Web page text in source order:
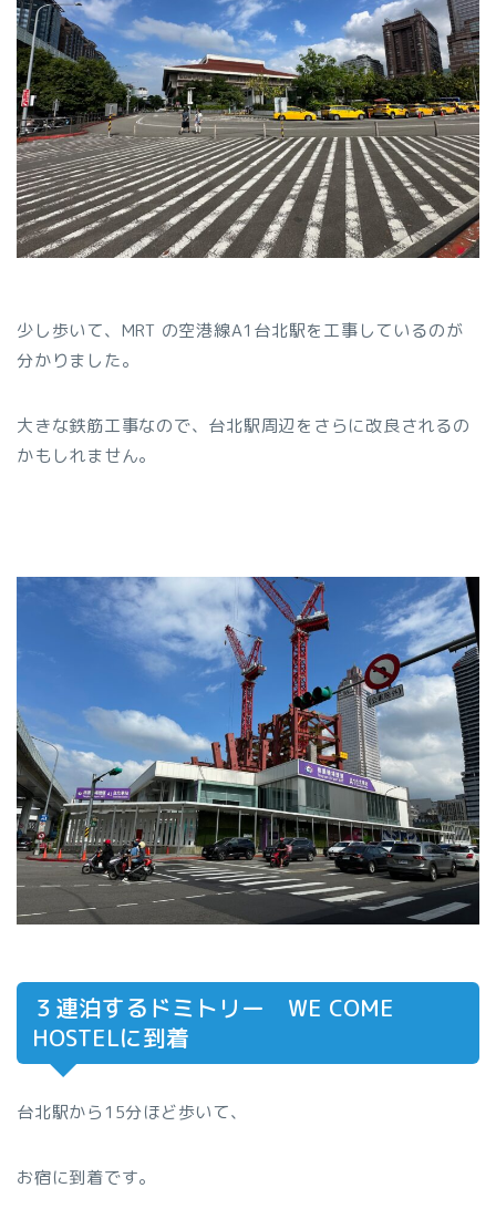
少し歩いて、MRT の空港線A1台北駅を工事しているのが
分かりました。
大きな鉄筋工事なので、台北駅周辺をさらに改良されるの
かもしれません。
３連泊するドミトリー WE COME
HOSTELに到着
台北駅から15分ほど歩いて、
お宿に到着です。